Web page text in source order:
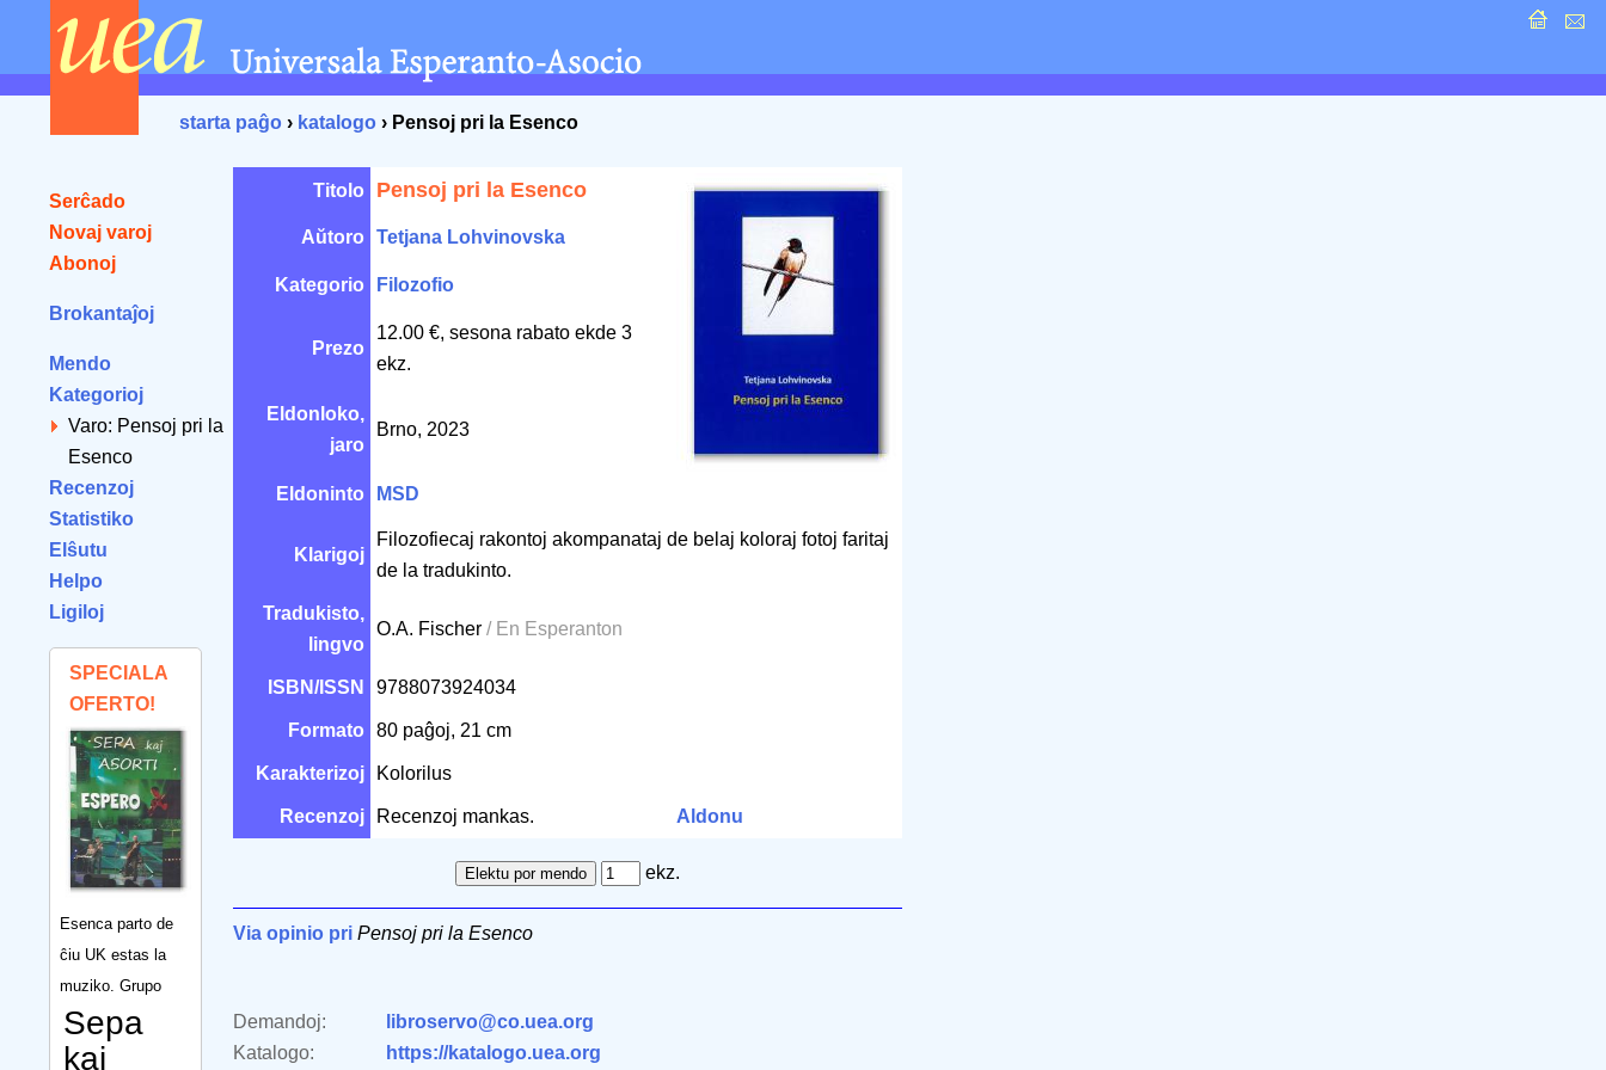
starta paĝo › katalogo › Pensoj pri la Esenco
Serĉado
Novaj varoj
Abonoj
Brokantaĵoj
Mendo
Kategorioj
Varo: Pensoj pri la
Esenco
Recenzoj
Statistiko
Elŝutu
Helpo
Ligiloj
SPECIALA
OFERTO!
Esenca parto de
ĉiu UK estas la
muziko. Grupo
Sepa
kaj
Titolo Pensoj pri la Esenco
Aŭtoro Tetjana Lohvinovska
Kategorio Filozofio
Prezo
12.00 €, sesona rabato ekde 3
ekz.
Eldonloko,
jaro
Brno, 2023
Eldoninto MSD
Klarigoj
Filozofiecaj rakontoj akompanataj de belaj koloraj fotoj faritaj
de la tradukinto.
Tradukisto,
lingvo
O.A. Fischer / En Esperanton
ISBN/ISSN 9788073924034
Formato 80 paĝoj, 21 cm
Karakterizoj Kolorilus
Recenzoj Recenzoj mankas. Aldonu
ekz.
Via opinio pri Pensoj pri la Esenco
Demandoj:
libroservo@co.uea.org
Katalogo:
https://katalogo.uea.org